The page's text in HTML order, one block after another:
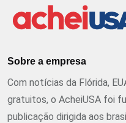
Sobre a empresa
Com notícias da Flórida,
gratuitos, o AcheiUSA foi
publicação dirigida aos